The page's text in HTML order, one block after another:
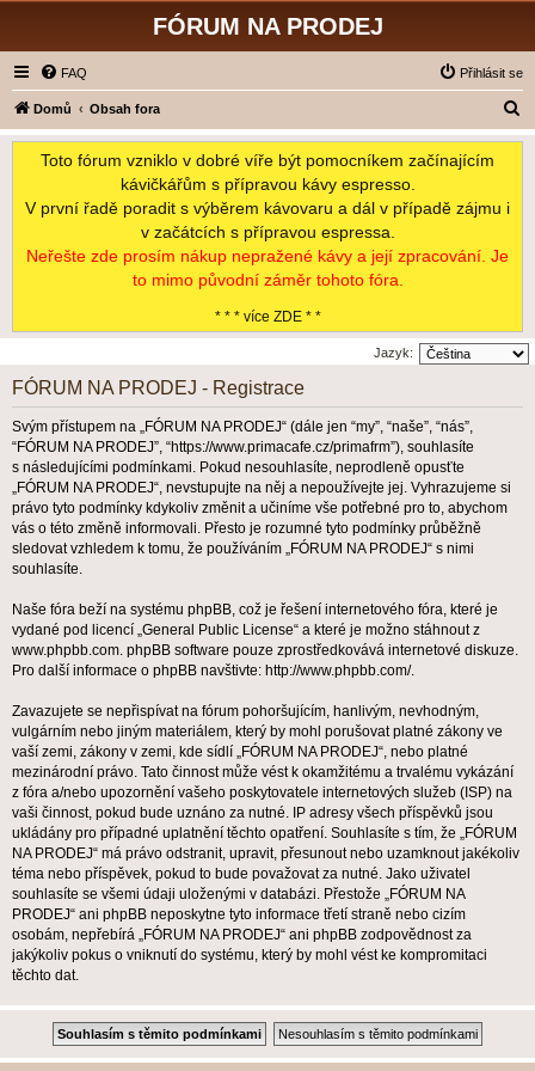
FÓRUM NA PRODEJ
FAQ Přihlásit se
Domů Obsah fora
l
Toto fórum vzniklo v dobré víře být pomocníkem začínajícím
kávičkářům s přípravou kávy espresso.
V první řadě poradit s výběrem kávovaru a dál v případě zájmu i
v začátcích s přípravou espressa.
Neřešte zde prosím nákup nepražené kávy a její zpracování. Je
to mimo původní záměr tohoto fóra.
* * * více ZDE * *
Jazyk:
FÓRUM NA PRODEJ - Registrace
Svým přístupem na „FÓRUM NA PRODEJ“ (dále jen “my”, “naše”, “nás”,
“FÓRUM NA PRODEJ”, “https://www.primacafe.cz/primafrm”), souhlasíte
s následujícími podmínkami. Pokud nesouhlasíte, neprodleně opusťte
„FÓRUM NA PRODEJ“, nevstupujte na něj a nepoužívejte jej. Vyhrazujeme si
právo tyto podmínky kdykoliv změnit a učiníme vše potřebné pro to, abychom
vás o této změně informovali. Přesto je rozumné tyto podmínky průběžně
sledovat vzhledem k tomu, že používáním „FÓRUM NA PRODEJ“ s nimi
souhlasíte.
Naše fóra beží na systému phpBB, což je řešení internetového fóra, které je
vydané pod licencí „General Public License“ a které je možno stáhnout z
www.phpbb.com. phpBB software pouze zprostředkovává internetové diskuze.
Pro další informace o phpBB navštivte: http://www.phpbb.com/.
Zavazujete se nepřispívat na fórum pohoršujícím, hanlivým, nevhodným,
vulgárním nebo jiným materiálem, který by mohl porušovat platné zákony ve
vaší zemi, zákony v zemi, kde sídlí „FÓRUM NA PRODEJ“, nebo platné
mezinárodní právo. Tato činnost může vést k okamžitému a trvalému vykázání
z fóra a/nebo upozornění vašeho poskytovatele internetových služeb (ISP) na
vaši činnost, pokud bude uznáno za nutné. IP adresy všech příspěvků jsou
ukládány pro případné uplatnění těchto opatření. Souhlasíte s tím, že „FÓRUM
NA PRODEJ“ má právo odstranit, upravit, přesunout nebo uzamknout jakékoliv
téma nebo příspěvek, pokud to bude považovat za nutné. Jako uživatel
souhlasíte se všemi údaji uloženými v databázi. Přestože „FÓRUM NA
PRODEJ“ ani phpBB neposkytne tyto informace třetí straně nebo cizím
osobám, nepřebírá „FÓRUM NA PRODEJ“ ani phpBB zodpovědnost za
jakýkoliv pokus o vniknutí do systému, který by mohl vést ke kompromitaci
těchto dat.